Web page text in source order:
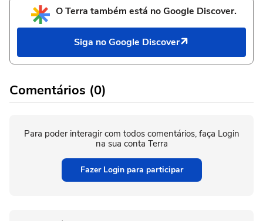
O Terra também está no Google Discover.
Siga no Google Discover
Comentários (0)
Para poder interagir com todos comentários, faça Login
na sua conta Terra
Fazer Login para participar